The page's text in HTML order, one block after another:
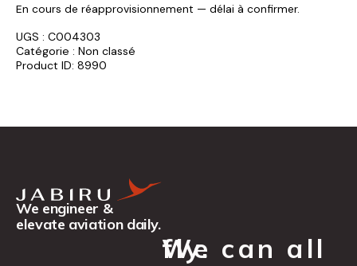
En cours de réapprovisionnement — délai à confirmer.
UGS : C004303
Catégorie : Non classé
Product ID: 8990
We engineer &
elevate aviation daily.
We can all fly.